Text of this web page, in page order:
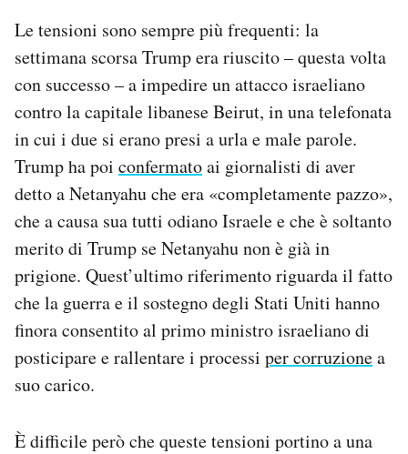
Le tensioni sono sempre più frequenti: la
settimana scorsa Trump era riuscito – questa volta
con successo – a impedire un attacco israeliano
contro la capitale libanese Beirut, in una telefonata
in cui i due si erano presi a urla e male parole.
Trump ha poi confermatoai giornalisti di aver
detto a Netanyahu che era «completamente pazzo»,
che a causa sua tutti odiano Israele e che è soltanto
merito di Trump se Netanyahu non è già in
prigione. Quest’ultimo riferimento riguarda il fatto
che la guerra e il sostegno degli Stati Uniti hanno
finora consentito al primo ministro israeliano di
posticipare e rallentare i processi per corruzionea
suo carico.
È difficile però che queste tensioni portino a una